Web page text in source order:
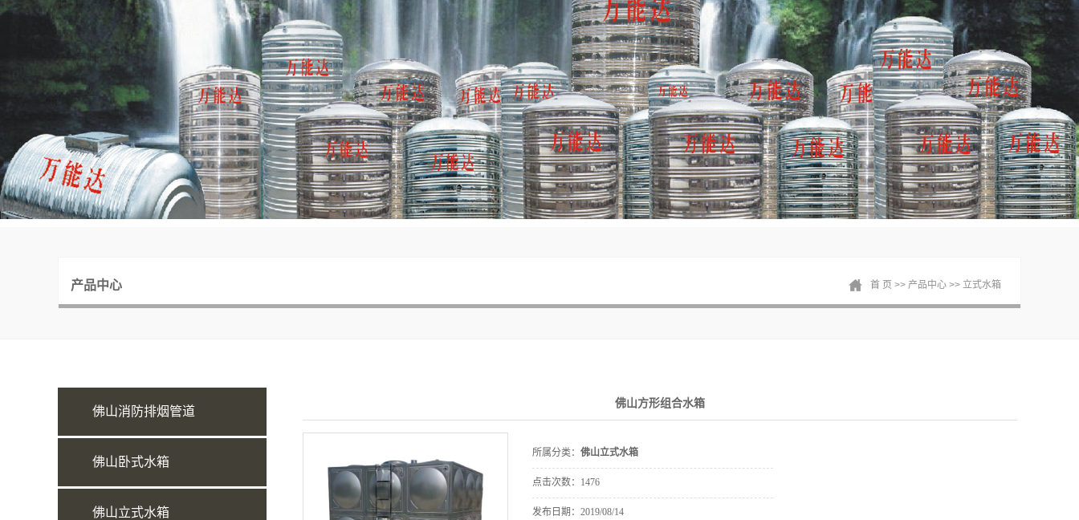
荣誉证书
联系我们
技术知识
产品中心 首 页 >> 产品中心 >> 立式水箱
佛山消防排烟管道
佛山卧式水箱
佛山立式水箱
佛山方形组合水箱
所属分类： 佛山立式水箱
点击次数： 1476
发布日期： 2019/08/14